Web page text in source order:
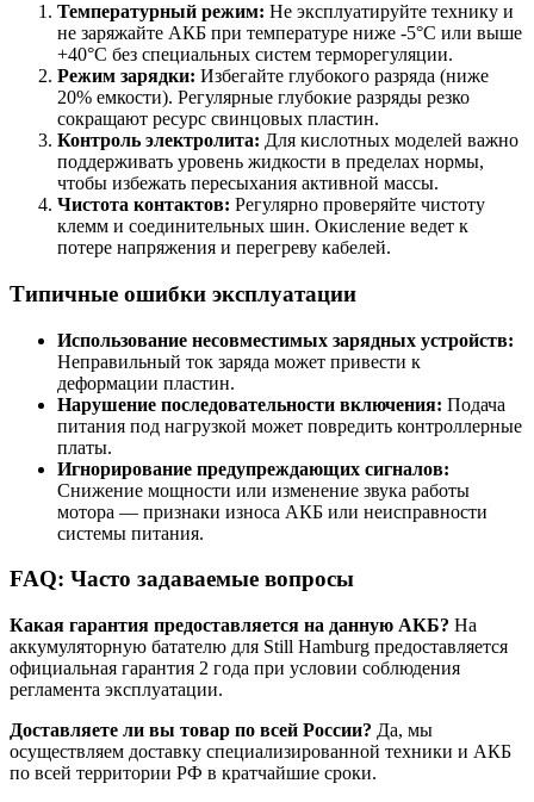
Температурный режим: Не эксплуатируйте технику и
не заряжайте АКБ при температуре ниже -5°C или выше
+40°C без специальных систем терморегуляции.
Режим зарядки: Избегайте глубокого разряда (ниже
20% емкости). Регулярные глубокие разряды резко
сокращают ресурс свинцовых пластин.
Контроль электролита: Для кислотных моделей важно
поддерживать уровень жидкости в пределах нормы,
чтобы избежать пересыхания активной массы.
Чистота контактов: Регулярно проверяйте чистоту
клемм и соединительных шин. Окисление ведет к
потере напряжения и перегреву кабелей.
Типичные ошибки эксплуатации
Использование несовместимых зарядных устройств:
Неправильный ток заряда может привести к
деформации пластин.
Нарушение последовательности включения: Подача
питания под нагрузкой может повредить контроллерные
платы.
Игнорирование предупреждающих сигналов:
Снижение мощности или изменение звука работы
мотора — признаки износа АКБ или неисправности
системы питания.
FAQ: Часто задаваемые вопросы
Какая гарантия предоставляется на данную АКБ? На
аккумуляторную батателю для Still Hamburg предоставляется
официальная гарантия 2 года при условии соблюдения
регламента эксплуатации.
Доставляете ли вы товар по всей России? Да, мы
осуществляем доставку специализированной техники и АКБ
по всей территории РФ в кратчайшие сроки.